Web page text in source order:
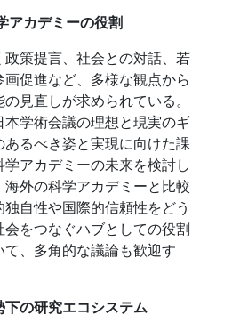
アカデミーの役割
策提言、社会との対話、若
促進など、多様な観点から
見直しが求められている。
学術会議の理想と現実のギ
るべき姿と実現に向けた課
アカデミーの未来を検討し
外の科学アカデミーと比較
自性や国際的信頼性をどう
をつなぐハブとしての役割
、多角的な議論も歓迎す
下の研究エコシステム